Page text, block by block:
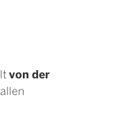
von der